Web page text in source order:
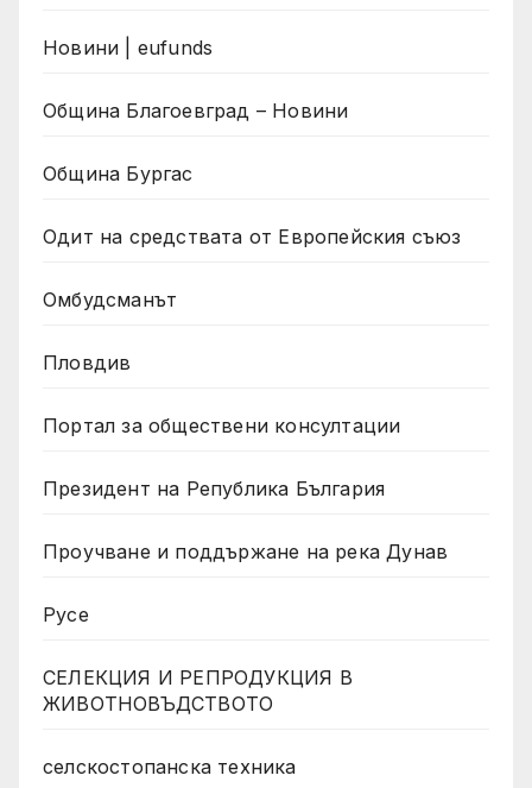
Новини | eufunds
Община Благоевград – Новини
Община Бургас
Одит на средствата от Европейския съюз
Омбудсманът
Пловдив
Портал за обществени консултации
Президент на Република България
Проучване и поддържане на река Дунав
Русе
СЕЛЕКЦИЯ И РЕПРОДУКЦИЯ В
ЖИВОТНОВЪДСТВОТО
селскостопанска техника